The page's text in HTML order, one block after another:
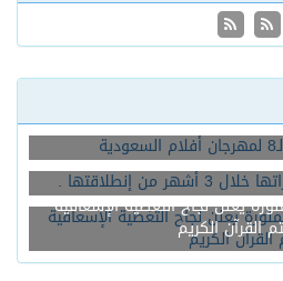
إنطلاقتها .
يعلن نجاح التغطية الإسعافية
القرآن الكريم